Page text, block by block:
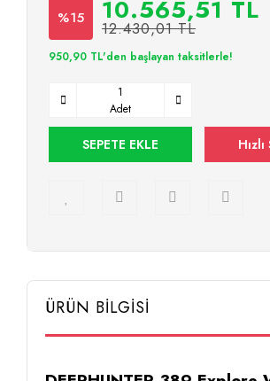
%15 10.565,51 TL
12.430,01 TL
950,90 TL'den başlayan taksitlerle!
Adet
SEPETE EKLE
ÜRÜN BİLGİSİ